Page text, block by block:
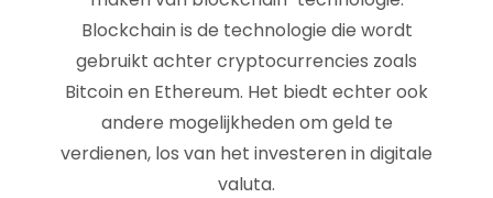
Blockchain is de technologie die wordt
gebruikt achter cryptocurrencies zoals
Bitcoin en Ethereum. Het biedt echter ook
andere mogelijkheden om geld te
verdienen, los van het investeren in digitale
valuta.